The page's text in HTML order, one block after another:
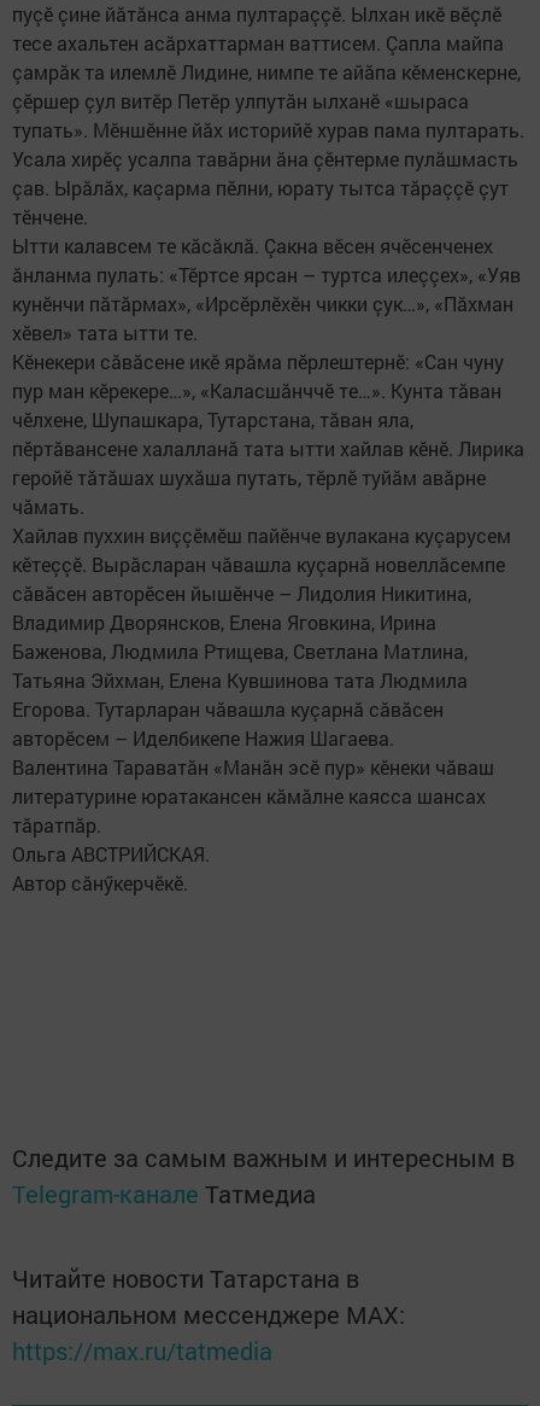
пуçӗ çине йăтăнса анма пултараççӗ. Ылхан икӗ вӗçлӗ
тесе ахальтен асăрхаттарман ваттисем. Çапла майпа
çамрăк та илемлӗ Лидине, нимпе те айăпа кӗменскерне,
çӗршер çул витӗр Петӗр улпутăн ылханӗ «шыраса
тупать». Мӗншӗнне йăх историйӗ хурав пама пултарать.
Усала хирӗç усалпа тавăрни ăна çӗнтерме пулăшмасть
çав. Ырăлăх, каçарма пӗлни, юрату тытса тăраççӗ çут
тӗнчене.
Ытти калавсем те кăсăклă. Çакна вӗсен ячӗсенченех
ăнланма пулать: «Тӗртсе ярсан – туртса илеççех», «Уяв
кунӗнчи пăтăрмах», «Ирсӗрлӗхӗн чикки çук…», «Пăхман
хӗвел» тата ытти те.
Кӗнекери сăвăсене икӗ ярăма пӗрлештернӗ: «Сан чуну
пур ман кӗрекере…», «Каласшăнччӗ те…». Кунта тăван
чӗлхене, Шупашкара, Тутарстана, тăван яла,
пӗртăвансене халалланă тата ытти хайлав кӗнӗ. Лирика
геройӗ тăтăшах шухăша путать, тӗрлӗ туйăм авăрне
чăмать.
Хайлав пуххин виççӗмӗш пайӗнче вулакана куçарусем
кӗтеççӗ. Вырăсларан чăвашла куçарнă новеллăсемпе
сăвăсен авторӗсен йышӗнче – Лидолия Никитина,
Владимир Дворянсков, Елена Яговкина, Ирина
Баженова, Людмила Ртищева, Светлана Матлина,
Татьяна Эйхман, Елена Кувшинова тата Людмила
Егорова. Тутарларан чăвашла куçарнă сăвăсен
авторӗсем – Иделбикепе Нажия Шагаева.
Валентина Тараватăн «Манăн эсӗ пур» кӗнеки чăваш
литературине юратакансен кăмăлне каясса шансах
тăратпăр.
Ольга АВСТРИЙСКАЯ.
Автор сăнӳкерчӗкӗ.
Следите за самым важным и интересным в
Telegram-канале Татмедиа
Читайте новости Татарстана в
национальном мессенджере MАХ:
https://max.ru/tatmedia